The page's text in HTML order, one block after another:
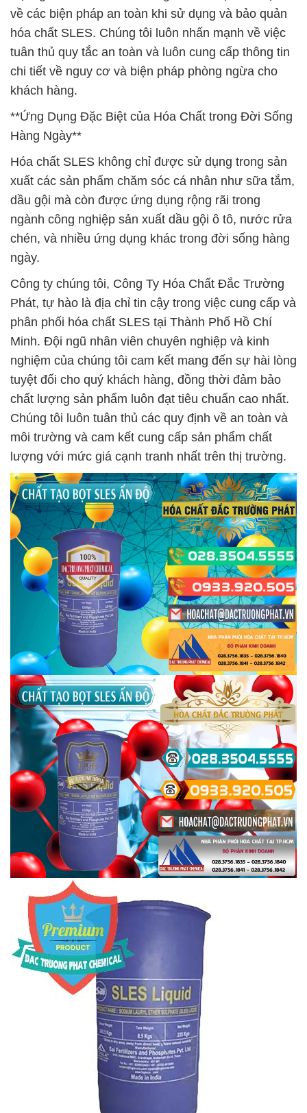
về các biện pháp an toàn khi sử dụng và bảo quản
hóa chất SLES. Chúng tôi luôn nhấn mạnh về việc
tuân thủ quy tắc an toàn và luôn cung cấp thông tin
chi tiết về nguy cơ và biện pháp phòng ngừa cho
khách hàng.
**Ứng Dụng Đặc Biệt của Hóa Chất trong Đời Sống
Hàng Ngày**
Hóa chất SLES không chỉ được sử dụng trong sản
xuất các sản phẩm chăm sóc cá nhân như sữa tắm,
dầu gội mà còn được ứng dụng rộng rãi trong
ngành công nghiệp sản xuất dầu gội ô tô, nước rửa
chén, và nhiều ứng dụng khác trong đời sống hàng
ngày.
Công ty chúng tôi, Công Ty Hóa Chất Đắc Trường
Phát, tự hào là địa chỉ tin cậy trong việc cung cấp và
phân phối hóa chất SLES tại Thành Phố Hồ Chí
Minh. Đội ngũ nhân viên chuyên nghiệp và kinh
nghiệm của chúng tôi cam kết mang đến sự hài lòng
tuyệt đối cho quý khách hàng, đồng thời đảm bảo
chất lượng sản phẩm luôn đạt tiêu chuẩn cao nhất.
Chúng tôi luôn tuân thủ các quy định về an toàn và
môi trường và cam kết cung cấp sản phẩm chất
lượng với mức giá cạnh tranh nhất trên thị trường.